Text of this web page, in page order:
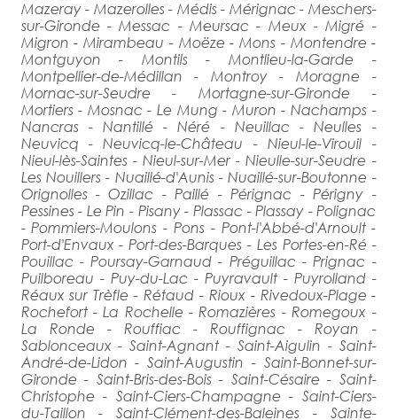
Mazeray - Mazerolles - Médis - Mérignac - Meschers-
sur-Gironde - Messac - Meursac - Meux - Migré -
Migron - Mirambeau - Moëze - Mons - Montendre -
Montguyon - Montils - Montlieu-la-Garde -
Montpellier-de-Médillan - Montroy - Moragne -
Mornac-sur-Seudre - Mortagne-sur-Gironde -
Mortiers - Mosnac - Le Mung - Muron - Nachamps -
Nancras - Nantillé - Néré - Neuillac - Neulles -
Neuvicq - Neuvicq-le-Château - Nieul-le-Virouil -
Nieul-lès-Saintes - Nieul-sur-Mer - Nieulle-sur-Seudre -
Les Nouillers - Nuaillé-d'Aunis - Nuaillé-sur-Boutonne -
Orignolles - Ozillac - Paillé - Pérignac - Périgny -
Pessines - Le Pin - Pisany - Plassac - Plassay - Polignac
- Pommiers-Moulons - Pons - Pont-l'Abbé-d'Arnoult -
Port-d'Envaux - Port-des-Barques - Les Portes-en-Ré -
Pouillac - Poursay-Garnaud - Préguillac - Prignac -
Puilboreau - Puy-du-Lac - Puyravault - Puyrolland -
Réaux sur Trèfle - Rétaud - Rioux - Rivedoux-Plage -
Rochefort - La Rochelle - Romazières - Romegoux -
La Ronde - Rouffiac - Rouffignac - Royan -
Sablonceaux - Saint-Agnant - Saint-Aigulin - Saint-
André-de-Lidon - Saint-Augustin - Saint-Bonnet-sur-
Gironde - Saint-Bris-des-Bois - Saint-Césaire - Saint-
Christophe - Saint-Ciers-Champagne - Saint-Ciers-
du-Taillon - Saint-Clément-des-Baleines - Sainte-